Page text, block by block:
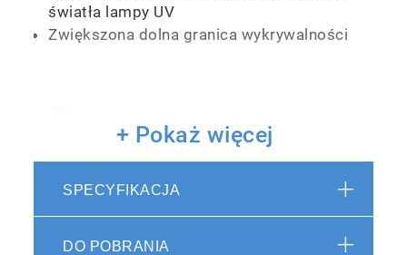
światła lampy UV
Zwiększona dolna granica wykrywalności
Przyjazny dla użytkownika
Wytrzymały, 7-calowy, kolorowy ekran
dotykowy LCD z intuicyjnym interfejsem i
+ Pokaż więcej
SPECYFIKACJA
DO POBRANIA